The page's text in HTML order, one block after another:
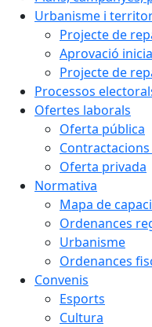
Urbanisme i
Projecte de
Aprovació
Projecte de
Processos
Ofertes laborals
Oferta pública
Oferta privada
Normativa
Mapa de
Ordenances
Urbanisme
Ordenances
Convenis
Esports
Cultura